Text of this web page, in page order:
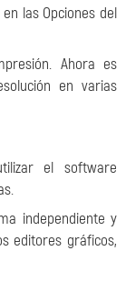
en las Opciones del
Ahora es
en varias
el software
independiente y
editores gráficos,